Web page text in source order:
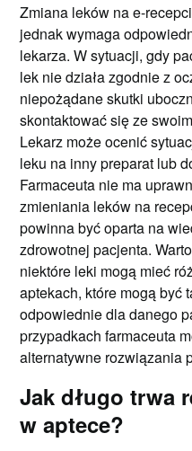
Zmiana leków na e-
jednak wymaga
lekarza. W sytuacji, gdy
lek nie działa zgodnie z
niepożądane skutki
skontaktować się ze
Lekarz może ocenić
leku na inny preparat lub
Farmaceuta nie ma
zmieniania leków na
powinna być oparta na
zdrowotnej pacjenta.
niektóre leki mogą mieć
aptekach, które mogą być
odpowiednie dla danego
przypadkach farmaceuta
alternatywne rozwiązania
Jak długo trwa
w aptece?